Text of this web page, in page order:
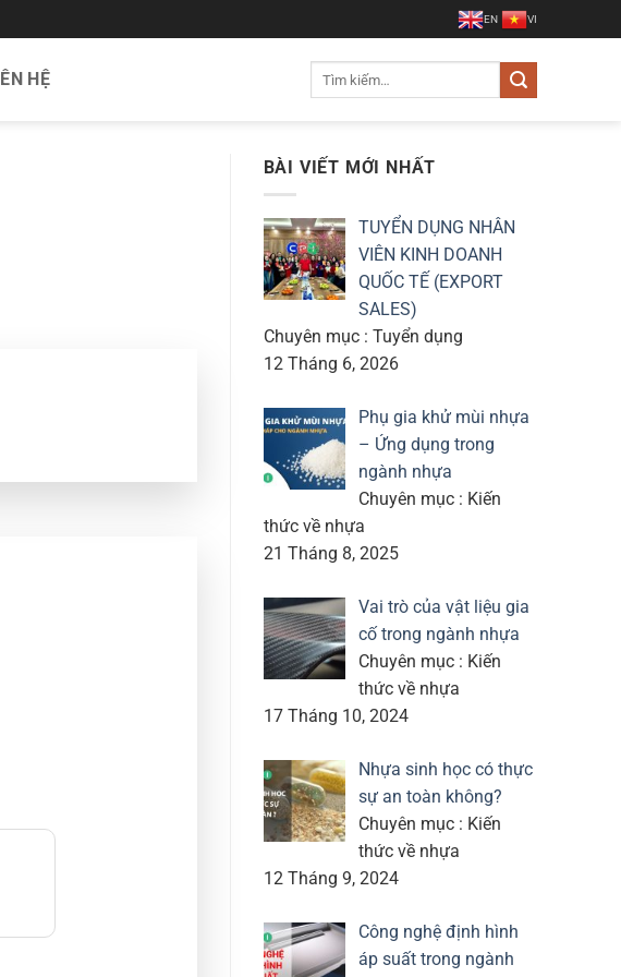
EN VI
HỆ
BÀI VIẾT MỚI NHẤT
TUYỂN DỤNG NHÂN
VIÊN KINH DOANH
QUỐC TẾ (EXPORT
SALES)
Chuyên mục : Tuyển dụng
12 Tháng 6, 2026
Phụ gia khử mùi nhựa
– Ứng dụng trong
ngành nhựa
Chuyên mục : Kiến
thức về nhựa
21 Tháng 8, 2025
Vai trò của vật liệu gia
cố trong ngành nhựa
Chuyên mục : Kiến
thức về nhựa
17 Tháng 10, 2024
Nhựa sinh học có thực
sự an toàn không?
Chuyên mục : Kiến
thức về nhựa
12 Tháng 9, 2024
Công nghệ định hình
áp suất trong ngành